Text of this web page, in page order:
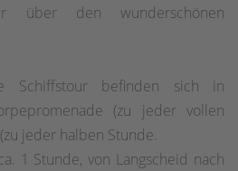
über den wunderschönen
Schiffstour befinden sich in
(zu jeder vollen
jeder halben Stunde.
1 Stunde, von Langscheid nach